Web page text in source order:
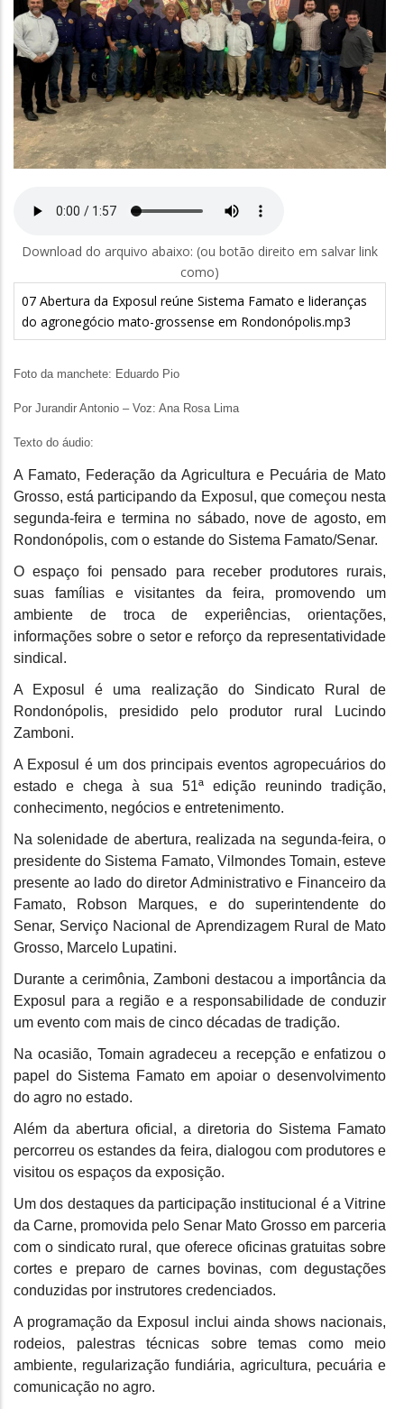
Download do arquivo abaixo: (ou botão direito em salvar link
como)
07 Abertura da Exposul reúne Sistema Famato e lideranças
do agronegócio mato-grossense em Rondonópolis.mp3
Foto da manchete: Eduardo Pio
Por Jurandir Antonio – Voz: Ana Rosa Lima
Texto do áudio:
A Famato, Federação da Agricultura e Pecuária de Mato
Grosso, está participando da Exposul, que começou nesta
segunda-feira e termina no sábado, nove de agosto, em
Rondonópolis, com o estande do Sistema Famato/Senar.
O espaço foi pensado para receber produtores rurais,
suas famílias e visitantes da feira, promovendo um
ambiente de troca de experiências, orientações,
informações sobre o setor e reforço da representatividade
sindical.
A Exposul é uma realização do Sindicato Rural de
Rondonópolis, presidido pelo produtor rural Lucindo
Zamboni.
A Exposul é um dos principais eventos agropecuários do
estado e chega à sua 51ª edição reunindo tradição,
conhecimento, negócios e entretenimento.
Na solenidade de abertura, realizada na segunda-feira, o
presidente do Sistema Famato, Vilmondes Tomain, esteve
presente ao lado do diretor Administrativo e Financeiro da
Famato, Robson Marques, e do superintendente do
Senar, Serviço Nacional de Aprendizagem Rural de Mato
Grosso, Marcelo Lupatini.
Durante a cerimônia, Zamboni destacou a importância da
Exposul para a região e a responsabilidade de conduzir
um evento com mais de cinco décadas de tradição.
Na ocasião, Tomain agradeceu a recepção e enfatizou o
papel do Sistema Famato em apoiar o desenvolvimento
do agro no estado.
Além da abertura oficial, a diretoria do Sistema Famato
percorreu os estandes da feira, dialogou com produtores e
visitou os espaços da exposição.
Um dos destaques da participação institucional é a Vitrine
da Carne, promovida pelo Senar Mato Grosso em parceria
com o sindicato rural, que oferece oficinas gratuitas sobre
cortes e preparo de carnes bovinas, com degustações
conduzidas por instrutores credenciados.
A programação da Exposul inclui ainda shows nacionais,
rodeios, palestras técnicas sobre temas como meio
ambiente, regularização fundiária, agricultura, pecuária e
comunicação no agro.